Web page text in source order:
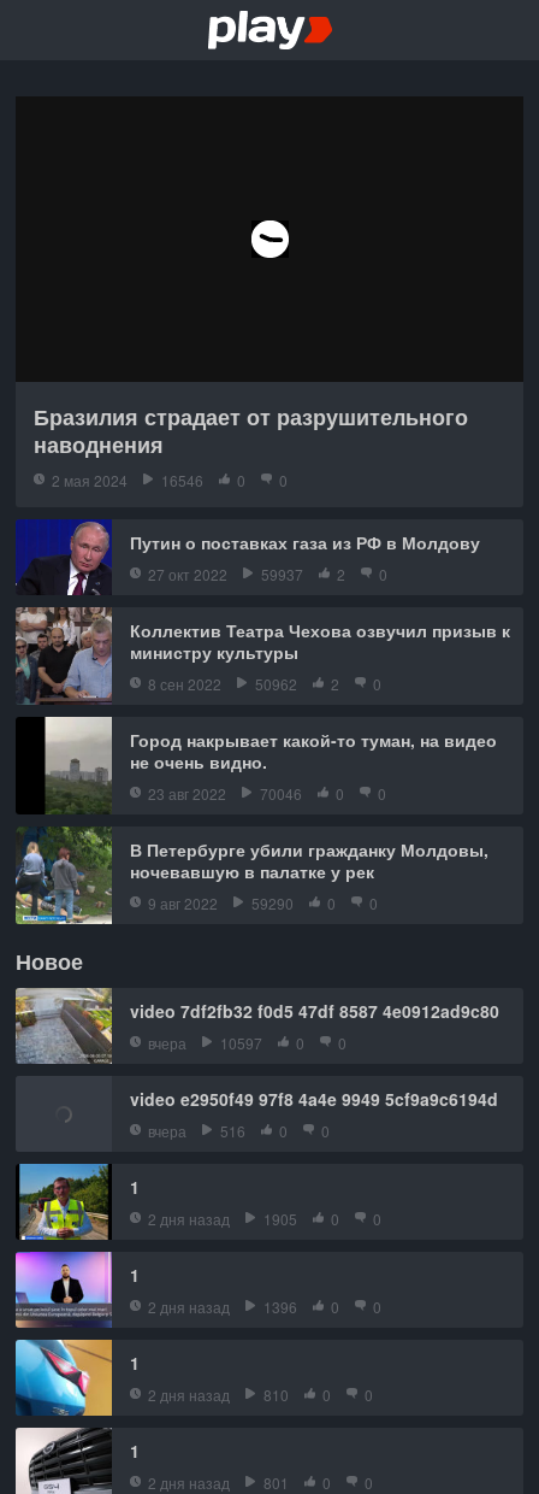
Бразилия страдает от разрушительного
наводнения
2 мая 2024 16546 0 0
Путин о поставках газа из РФ в Молдову
27 окт 2022 59937 2 0
Коллектив Театра Чехова озвучил призыв к
министру культуры
8 сен 2022 50962 2 0
Город накрывает какой-то туман, на видео
не очень видно.
23 авг 2022 70046 0 0
В Петербурге убили гражданку Молдовы,
ночевавшую в палатке у рек
9 авг 2022 59290 0 0
Новое
video 7df2fb32 f0d5 47df 8587 4e0912ad9c80
вчера 10597 0 0
video e2950f49 97f8 4a4e 9949 5cf9a9c6194d
вчера 516 0 0
1
2 дня назад 1905 0 0
1
2 дня назад 1396 0 0
1
2 дня назад 810 0 0
1
2 дня назад 801 0 0